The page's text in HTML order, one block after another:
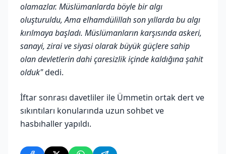
olamazlar. Müslümanlarda böyle bir algı
oluşturuldu, Ama elhamdülillah son yıllarda bu algı
kırılmaya başladı. Müslümanların karşısında askeri,
sanayi, zirai ve siyasi olarak büyük güçlere sahip
olan devletlerin dahi çaresizlik içinde kaldığına şahit
olduk"dedi.
İftar sonrası davetliler ile Ümmetin ortak dert ve
sıkıntıları konularında uzun sohbet ve
hasbıhaller yapıldı.